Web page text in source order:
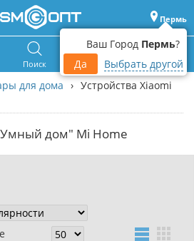
Ваш Город Пермь?
Да
Выбрать другой
Пермь
Поиск Корзина Войти
для дома › Устройства Xiaomi
дом" Mi Home